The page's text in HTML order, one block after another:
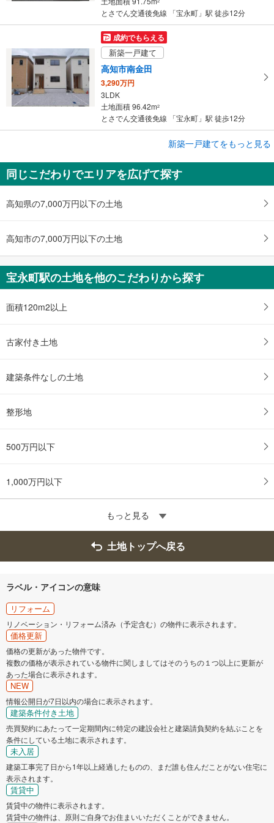
とさでん交通後免線 「宝永町」駅 徒歩12分
成約でもらえる
新築一戸建て
高知市南金田
3,290万円
3LDK
土地面積 96.42m2
とさでん交通後免線 「宝永町」駅 徒歩12分
高知市南金田
3,290万円
3LDK
土地面積 96.31m
新築一戸建てをもっと見る
同じこだわりでエリアを広げて探す
高知県の7,000万円以下の土地
高知市の7,000万円以下の土地
宝永町駅の土地を他のこだわりから探す
面積120m2以上
古家付き土地
建築条件なしの土地
整形地
500万円以下
1,000万円以下
もっと見る
土地トップへ戻る
ラベル・アイコンの意味
リフォーム
リノベーション・リフォーム済み（予定含む）の物件に表示されます。
価格更新
価格の更新があった物件です。
複数の価格が表示されている物件に関しましてはそのうちの１つ以上に更新が
あった場合に表示されます。
NEW
情報公開日が7日以内の場合に表示されます。
建築条件付き土地
売買契約にあたって一定期間内に特定の建設会社と建築請負契約を結ぶことを
条件にしている土地に表示されます。
未入居
建築工事完了日から1年以上経過したものの、まだ誰も住んだことがない住宅に
表示されます。
賃貸中
賃貸中の物件に表示されます。
賃貸中の物件は、原則ご自身でお住まいいただくことができません。